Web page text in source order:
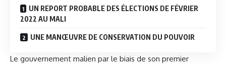
UN REPORT PROBABLE DES ÉLECTIONS DE FÉVRIER
2022 AU MALI
UNE MANŒUVRE DE CONSERVATION DU POUVOIR
Le gouvernement malien par le biais de son premier